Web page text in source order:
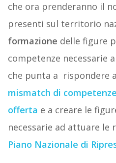
che ora prenderanno il
presenti sul territorio
formazione delle figure
competenze necessarie
che punta a rispondere
mismatch di
offerta e a creare le
necessarie ad attuare le
Piano Nazionale di